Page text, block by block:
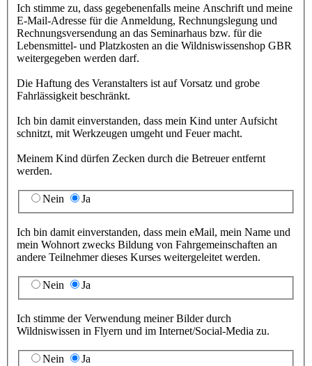
Ich stimme zu, dass gegebenenfalls meine Anschrift und meine
E-Mail-Adresse für die Anmeldung, Rechnungslegung und
Rechnungsversendung an das Seminarhaus bzw. für die
Lebensmittel- und Platzkosten an die Wildniswissenshop GBR
weitergegeben werden darf.
Die Haftung des Veranstalters ist auf Vorsatz und grobe
Fahrlässigkeit beschränkt.
Ich bin damit einverstanden, dass mein Kind unter Aufsicht
schnitzt, mit Werkzeugen umgeht und Feuer macht.
Meinem Kind dürfen Zecken durch die Betreuer entfernt
werden.
Nein Ja
Ich bin damit einverstanden, dass mein eMail, mein Name und
mein Wohnort zwecks Bildung von Fahrgemeinschaften an
andere Teilnehmer dieses Kurses weitergeleitet werden.
Nein Ja
Ich stimme der Verwendung meiner Bilder durch
Wildniswissen in Flyern und im Internet/Social-Media zu.
Nein Ja